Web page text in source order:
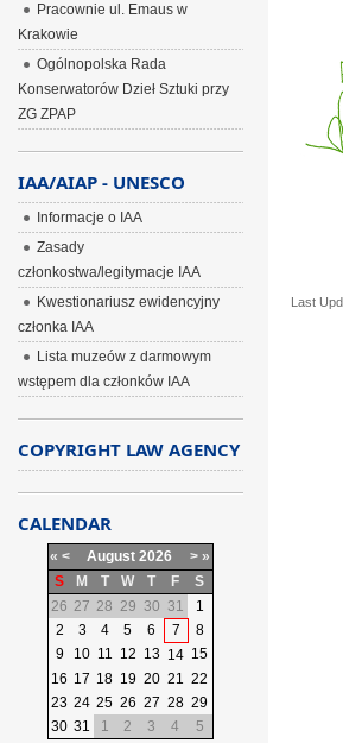
Last
Pracownie ul. Emaus w
Krakowie
Ogólnopolska Rada
Konserwatorów Dzieł Sztuki przy
ZG ZPAP
IAA/AIAP - UNESCO
Informacje o IAA
Zasady
członkostwa/legitymacje IAA
Kwestionariusz ewidencyjny
członka IAA
Lista muzeów z darmowym
wstępem dla członków IAA
COPYRIGHT LAW AGENCY
CALENDAR
« < August 2026 > »
S
M T W T F
S
26 27 28 29 30 31
1
2
3 4 5 6 7
8
9
10 11 12 13 14 15
16 17 18 19 20 21 22
23 24 25 26 27 28 29
30 31 1 2 3 4 5